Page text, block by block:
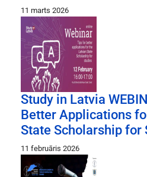
11 marts 2026
Study in Latvia
Better Applications
State Scholarship for
11 februāris 2026